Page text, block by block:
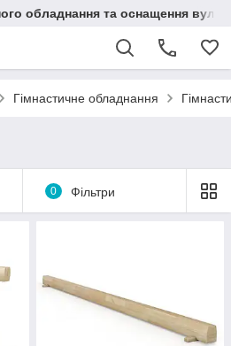
обладнання та оснащення
Гімнастичне обладнання
0 Фільтри